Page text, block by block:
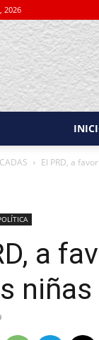
2026
El PRD, a
a